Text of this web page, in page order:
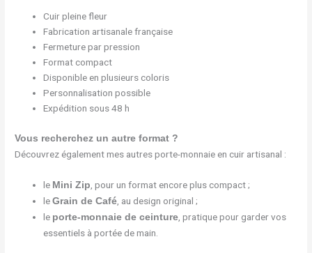
Cuir pleine fleur
Fabrication artisanale française
Fermeture par pression
Format compact
Disponible en plusieurs coloris
Personnalisation possible
Expédition sous 48 h
Vous recherchez un autre format ?
Découvrez également mes autres porte-monnaie en cuir artisanal :
le Mini Zip , pour un format encore plus compact ;
leGrain de Café , au design original ;
le porte-monnaie de ceinture , pratique pour garder vos
essentiels à portée de main.